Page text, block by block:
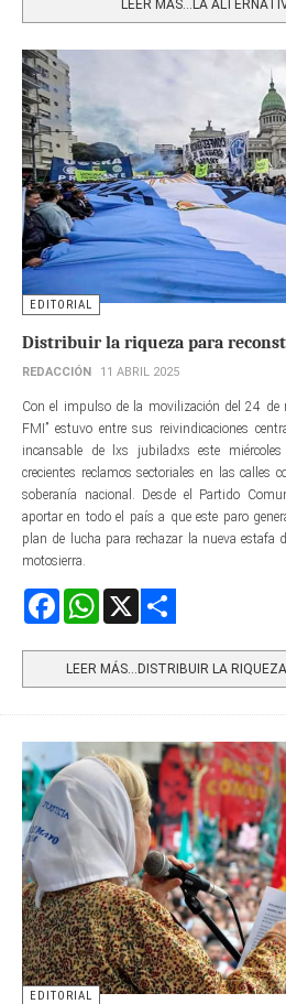
LEER MÁS…LA
EDITORIAL
Distribuir la riqueza para
REDACCIÓN 11 ABRIL 2025
Con el impulso de la movilización del 24 de
FMI” estuvo entre sus reivindicaciones
incansable de lxs jubiladxs este
crecientes reclamos sectoriales en las calles
soberanía nacional. Desde el Partido
aportar en todo el país a que este paro
plan de lucha para rechazar la nueva estafa
motosierra.
FacebookWhatsApp
LEER MÁS…DISTRIBUIR LA
EDITORIAL